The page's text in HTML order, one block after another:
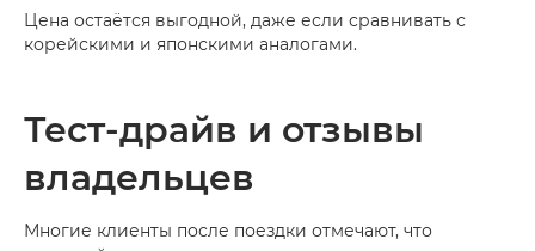
Цена остаётся выгодной, даже если сравнивать с
корейскими и японскими аналогами.
Тест-драйв и отзывы
владельцев
Многие клиенты после поездки отмечают, что